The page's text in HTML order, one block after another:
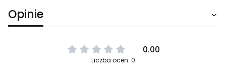
Opinie
0.00
Liczba ocen: 0